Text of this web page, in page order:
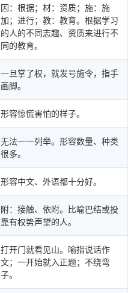
因：根据；材：资质；施：施
加；进行；教：教育。根据学习
的人的不同志趣、资质来进行不
同的教育。
一旦掌了权，就发号施令，指手
画脚。
形容惊慌害怕的样子。
无法一一列举。形容数量、种类
很多。
形容中文、外语都十分好。
附：接触、依附。比喻巴结或投
靠有权势声望的人。
打开门就看见山。喻指说话作
文；一开始就入正题；不绕弯
子。